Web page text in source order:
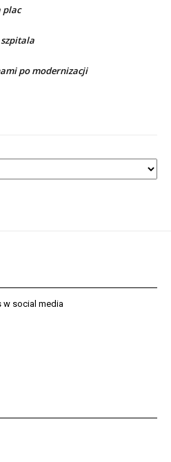
plac
po modernizacji
w social media